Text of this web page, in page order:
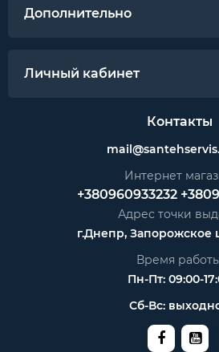
Дополнительно
Личный кабинет
Контакты
Интернет
+380960933232
Адрес точки
г.Днепр, Запорожское
Время
Пн-Пт: 09:00-
Сб-Вс: